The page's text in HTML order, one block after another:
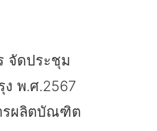
จัดประชุม
พ.ศ.2567
รผลิตบัณฑิต